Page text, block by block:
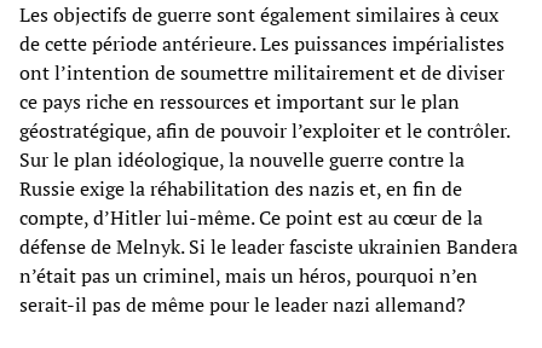
Les objectifs de guerre sont également similaires à ceux
de cette période antérieure. Les puissances impérialistes
ont l’intention de soumettre militairement et de diviser
ce pays riche en ressources et important sur le plan
géostratégique, afin de pouvoir l’exploiter et le contrôler.
Sur le plan idéologique, la nouvelle guerre contre la
Russie exige la réhabilitation des nazis et, en fin de
compte, d’Hitler lui-même. Ce point est au cœur de la
défense de Melnyk. Si le leader fasciste ukrainien Bandera
n’était pas un criminel, mais un héros, pourquoi n’en
serait-il pas de même pour le leader nazi allemand?